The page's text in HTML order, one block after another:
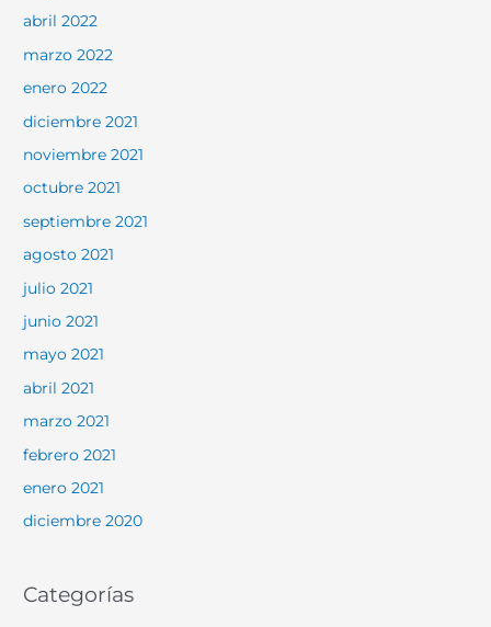
abril 2022
marzo 2022
enero 2022
diciembre 2021
noviembre 2021
octubre 2021
septiembre 2021
agosto 2021
julio 2021
junio 2021
mayo 2021
abril 2021
marzo 2021
febrero 2021
enero 2021
diciembre 2020
Categorías